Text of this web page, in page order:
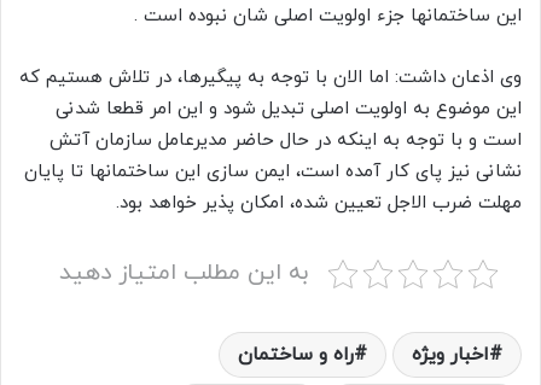
این ساختمانها جزء اولویت اصلی شان نبوده است .
وی اذعان داشت: اما الان با توجه به پیگیرها، در تلاش هستیم که
این موضوع به اولویت اصلی تبدیل شود و این امر قطعا شدنی
است و با توجه به اینکه در حال حاضر مدیرعامل سازمان آتش
نشانی نیز پای کار آمده است، ایمن سازی این ساختمانها تا پایان
مهلت ضرب الاجل تعیین شده، امکان پذیر خواهد بود.
به این مطلب امتیاز دهید
اخبار ویژه
راه و ساختمان